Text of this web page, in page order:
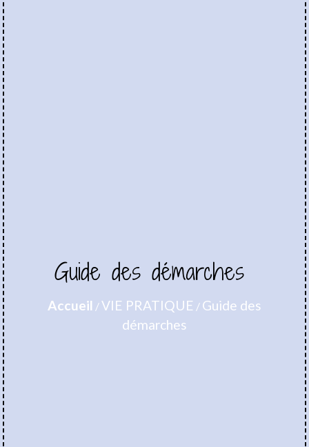
Guide des démarches
Accueil /VIE PRATIQUE / Guide des
démarches